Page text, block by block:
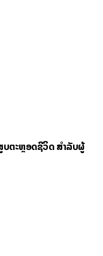
ບຕະຫຼອດຊີວິດ ສຳລັບຜູ້